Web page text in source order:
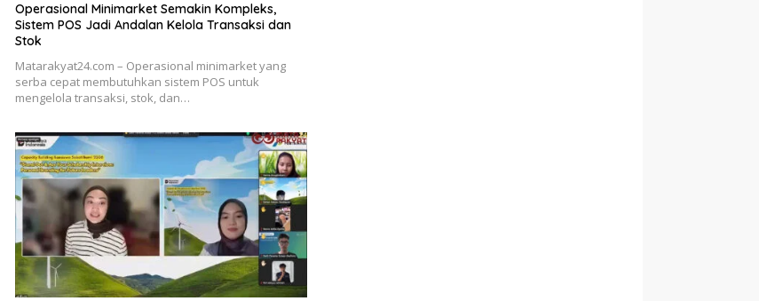
Operasional Minimarket Semakin Kompleks,
Sistem POS Jadi Andalan Kelola Transaksi dan
Stok
Matarakyat24.com – Operasional minimarket yang
serba cepat membutuhkan sistem POS untuk
mengelola transaksi, stok, dan…